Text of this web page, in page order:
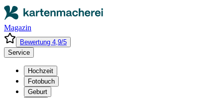
Magazin
Bewertung 4,9/5
Service
Hochzeit
Fotobuch
Geburt